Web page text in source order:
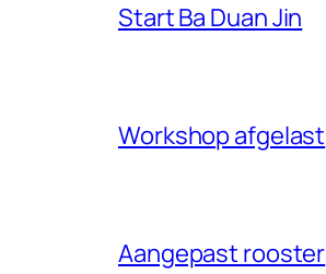
Start Ba Duan Jin
Workshop afgelast
Aangepast rooster